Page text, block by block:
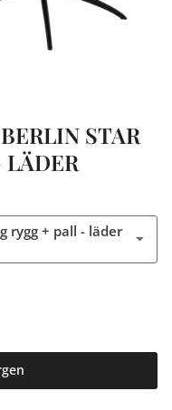
STAR
LÄDER
rygg + pall - läder